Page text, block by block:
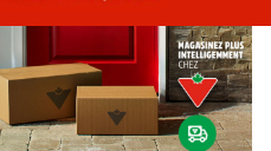
Fermeture
à
22:00
cliquer
pour
changer